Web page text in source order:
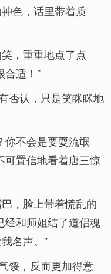
色，话里带着质
，重重地点了点
合适！”
否认，只是笑眯眯地
你不会是要耍流氓
可置信地看着唐三惊
，脸上带着慌乱的
经和师姐结了道侣魂
名声。”
馁，反而更加得意